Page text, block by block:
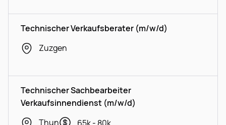
Technischer Verkaufsberater (m/w/d)
Zuzgen
Technischer Sachbearbeiter
Verkaufsinnendienst (m/w/d)
Thun